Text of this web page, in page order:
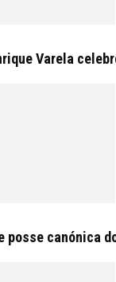
Varela
posse canónica